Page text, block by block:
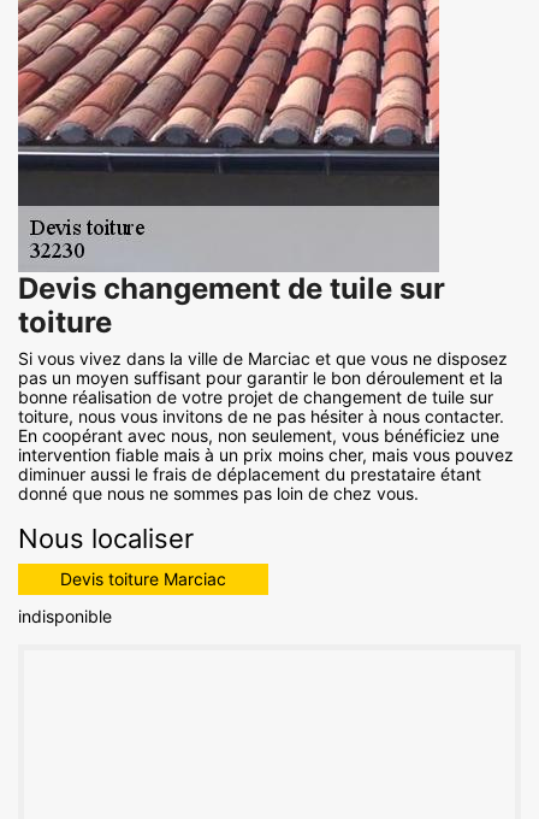
Devis changement de tuile sur
toiture
Si vous vivez dans la ville de Marciac et que vous ne disposez
pas un moyen suffisant pour garantir le bon déroulement et la
bonne réalisation de votre projet de changement de tuile sur
toiture, nous vous invitons de ne pas hésiter à nous contacter.
En coopérant avec nous, non seulement, vous bénéficiez une
intervention fiable mais à un prix moins cher, mais vous pouvez
diminuer aussi le frais de déplacement du prestataire étant
donné que nous ne sommes pas loin de chez vous.
Nous localiser
Devis toiture Marciac
indisponible